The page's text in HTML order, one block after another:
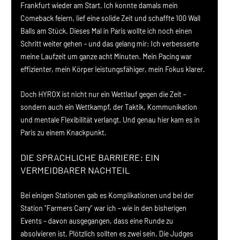
Frankfurt wieder am Start. Ich konnte damals mein
Comeback feiern, lief eine solide Zeit und schaffte 100 Wall
Balls am Stück. Dieses Mal in Paris wollte ich noch einen
Schritt weiter gehen – und das gelang mir: Ich verbesserte
meine Laufzeit um ganze acht Minuten. Mein Pacing war
effizienter, mein Körper leistungsfähiger, mein Fokus klarer.
Doch HYROX ist nicht nur ein Wettlauf gegen die Zeit –
sondern auch ein Wettkampf, der Taktik, Kommunikation
und mentale Flexibilität verlangt. Und genau hier kam es in
Paris zu einem Knackpunkt.
DIE SPRACHLICHE BARRIERE: EIN
VERMEIDBARER NACHTEIL
Bei einigen Stationen gab es Komplikationen und bei der
Station "Farmers Carry" war ich – wie in den bisherigen
Events – davon ausgegangen, dass eine Runde zu
absolvieren ist. Plötzlich sollten es zwei sein. Die Judges